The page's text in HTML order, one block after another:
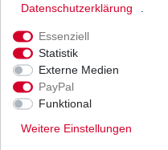
Beschreibung
Weitere Details
Daten­schutz­erklärung
Essenziell
Statistik
Externe Medien
PayPal
Funktional
Weitere Einstellungen